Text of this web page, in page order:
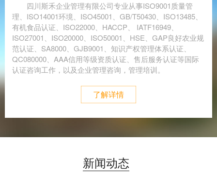
四川斯禾企业管理有限公司专业从事ISO9001质量管
理、ISO14001环境、ISO45001、GB/T50430、ISO13485、
有机食品认证、ISO22000、HACCP、 IATF16949、
ISO27001、ISO20000、ISO50001、HSE、GAP良好农业规
范认证、SA8000、GJB9001、知识产权管理体系认证、
QC080000、AAA信用等级资质认证、售后服务认证等国际
认证咨询工作，以及企业管理咨询，管理培训。
了解详情
新闻动态